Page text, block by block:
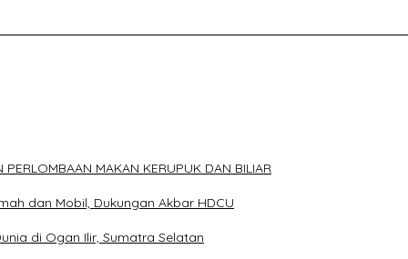
MAKAN KERUPUK DAN BILIAR
dan Mobil, Dukungan Akbar HDCU
di Ogan Ilir, Sumatra Selatan